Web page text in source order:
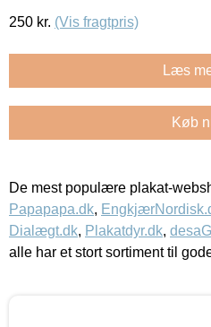
250 kr. (Vis fragtpris)
Læs
Køb
De mest populære plakat-
Papapapa.dk,
Dialægt.dk, Plakatdyr.dk,
alle har et stort sortiment til